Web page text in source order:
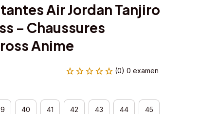
Air Jordan Tanjiro
– Chaussures
Anime
(0) 0 examen
40 41 42 43 44 45